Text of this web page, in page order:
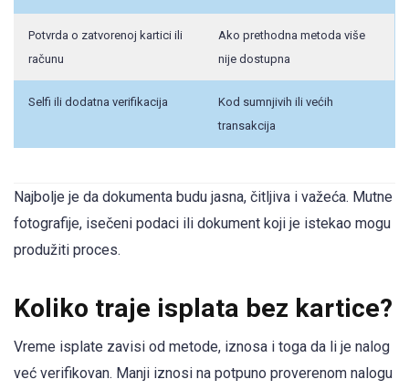
Potvrda o zatvorenoj kartici ili
računu
Ako prethodna metoda više
nije dostupna
Selfi ili dodatna verifikacija
Kod sumnjivih ili većih
transakcija
Najbolje je da dokumenta budu jasna, čitljiva i važeća. Mutne
fotografije, isečeni podaci ili dokument koji je istekao mogu
produžiti proces.
Koliko traje isplata bez kartice?
Vreme isplate zavisi od metode, iznosa i toga da li je nalog
već verifikovan. Manji iznosi na potpuno proverenom nalogu